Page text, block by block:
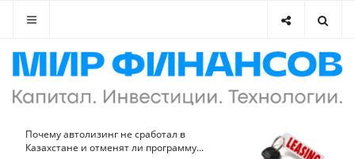
Почему автолизинг не сработал в
Казахстане и отменят ли программу...